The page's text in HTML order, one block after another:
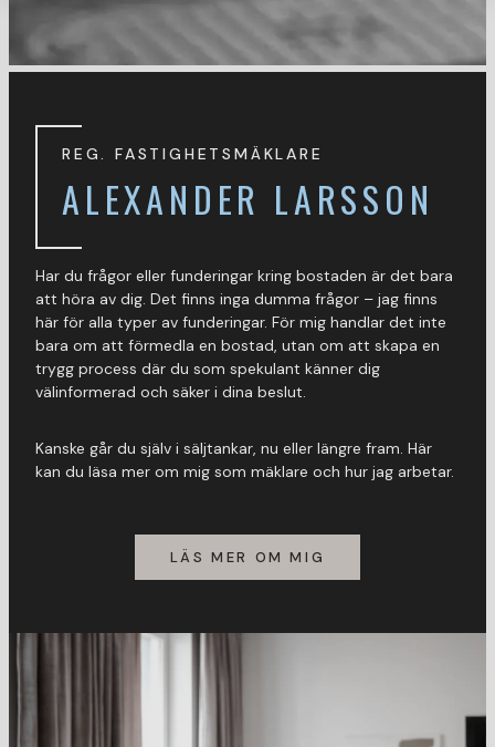
REG. FASTIGHETSMÄKLARE
ALEXANDER LARSSON
Har du frågor eller funderingar kring bostaden är det bara
att höra av dig. Det finns inga dumma frågor – jag finns
här för alla typer av funderingar. För mig handlar det inte
bara om att förmedla en bostad, utan om att skapa en
trygg process där du som spekulant känner dig
välinformerad och säker i dina beslut.
Kanske går du själv i säljtankar, nu eller längre fram. Här
kan du läsa mer om mig som mäklare och hur jag arbetar.
LÄS MER OM MIG